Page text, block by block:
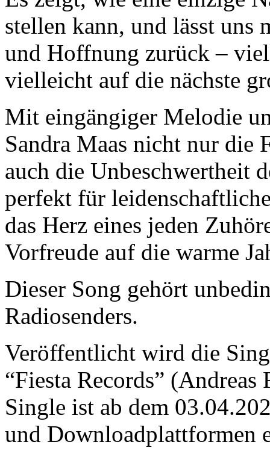
stellen kann, und lässt uns
und Hoffnung zurück –
vielleicht auf die nächste
Mit eingängiger Melodie
Sandra Maas nicht nur die
auch die Unbeschwertheit
perfekt für
das Herz eines jeden
Vorfreude auf die warme
Dieser Song gehört
Radiosenders.
Veröffentlicht wird die
“Fiesta Records”
Single ist ab dem
und Downloadplattformen